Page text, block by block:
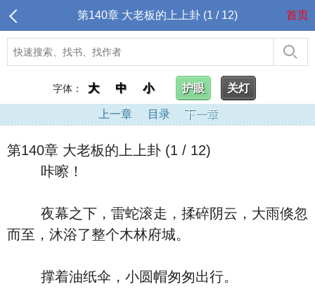
第140章 大老板的上上卦 (1 / 12) 首页
字体： 大 中 小 护眼 关灯
上一章 目录 下一章
第140章 大老板的上上卦 (1 / 12)
咔嚓！
夜幕之下，雷蛇滚走，揉碎阴云，大雨倏忽
而至，沐浴了整个木林府城。
撑着油纸伞，小圆帽匆匆出行。